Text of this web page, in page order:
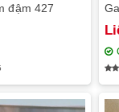
đậm 427